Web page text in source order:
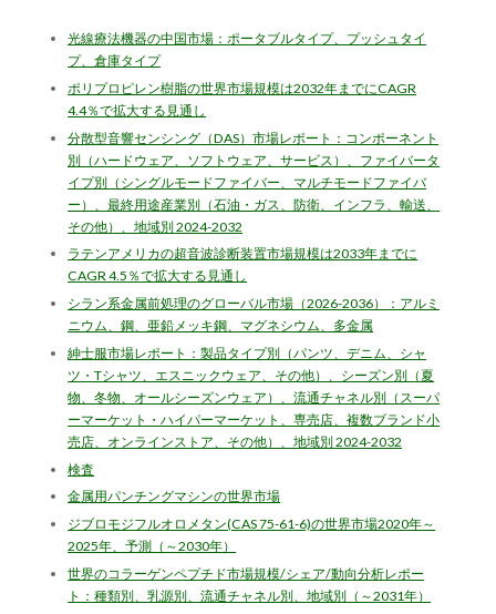
光線療法機器の中国市場：ポータブルタイプ、プッシュタイ
プ、倉庫タイプ
ポリプロピレン樹脂の世界市場規模は2032年までにCAGR
4.4％で拡大する見通し
分散型音響センシング（DAS）市場レポート：コンポーネント
別（ハードウェア、ソフトウェア、サービス）、ファイバータ
イプ別（シングルモードファイバー、マルチモードファイバ
ー）、最終用途産業別（石油・ガス、防衛、インフラ、輸送、
その他）、地域別 2024-2032
ラテンアメリカの超音波診断装置市場規模は2033年までに
CAGR 4.5％で拡大する見通し
シラン系金属前処理のグローバル市場（2026-2036）：アルミ
ニウム、鋼、亜鉛メッキ鋼、マグネシウム、多金属
紳士服市場レポート：製品タイプ別（パンツ、デニム、シャ
ツ・Tシャツ、エスニックウェア、その他）、シーズン別（夏
物、冬物、オールシーズンウェア）、流通チャネル別（スーパ
ーマーケット・ハイパーマーケット、専売店、複数ブランド小
売店、オンラインストア、その他）、地域別 2024-2032
検査
金属用パンチングマシンの世界市場
ジブロモジフルオロメタン(CAS 75-61-6)の世界市場2020年～
2025年、予測（～2030年）
世界のコラーゲンペプチド市場規模/シェア/動向分析レポー
ト：種類別、乳源別、流通チャネル別、地域別（～2031年）